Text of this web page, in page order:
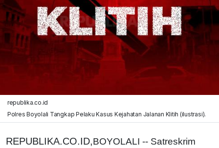
republika.co.id
Polres Boyolali Tangkap Pelaku Kasus Kejahatan Jalanan Klitih (ilustrasi).
REPUBLIKA.CO.ID,BOYOLALI -- Satreskrim